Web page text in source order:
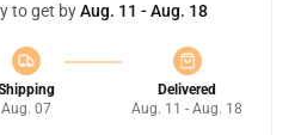
to get byAug. 11 - Aug. 18
Aug. 07
Delivered
Aug. 11 - Aug. 18